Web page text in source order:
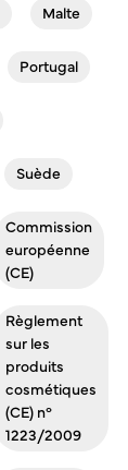
Malte
Portugal
Suède
Commission
européenne
(CE)
Règlement
sur les
produits
cosmétiques
(CE) n°
1223/2009